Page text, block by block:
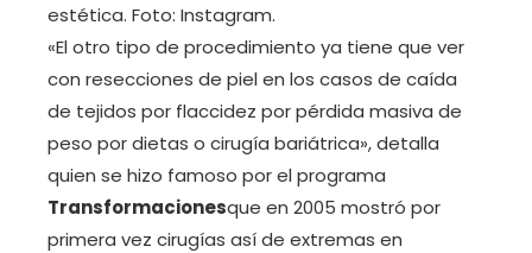
estética. Foto: Instagram.
«El otro tipo de procedimiento ya tiene que ver
con resecciones de piel en los casos de caída
de tejidos por flaccidez por pérdida masiva de
peso por dietas o cirugía bariátrica», detalla
quien se hizo famoso por el programa
Transformacionesque en 2005 mostró por
primera vez cirugías así de extremas en